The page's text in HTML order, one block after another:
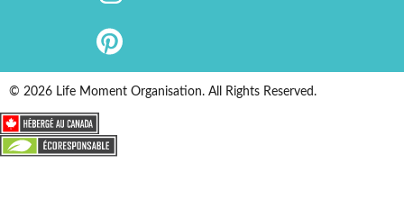
© 2026 Life Moment Organisation. All Rights Reserved.